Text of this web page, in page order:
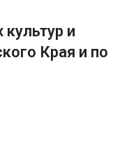
и
Края и по